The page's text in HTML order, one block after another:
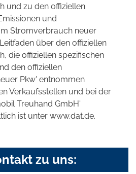
und zu den offiziellen
und
Stromverbrauch neuer
über den offiziellen
die offiziellen spezifischen
den offiziellen
Pkw' entnommen
Verkaufsstellen und bei der
Treuhand GmbH'
ist unter www.dat.de.
zu uns: